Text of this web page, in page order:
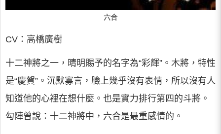
六合
CV：高橋廣樹
十二神將之一，晴明賜予的名字為“彩輝”。木將，特性
是“慶賀”。沉默寡言，臉上幾乎沒有表情，所以沒有人
知道他的心裡在想什麼。也是實力排行第四的斗將。
勾陣曾說：十二神將中，六合是最重感情的。